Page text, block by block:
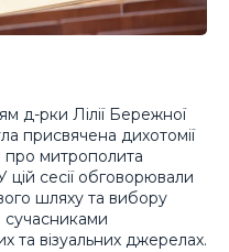
д-рки Лілії Бережної
присвячена дихотомії
про митрополита
сесії обговорювали
шляху та вибору
сучасниками
та візуальних джерелах.